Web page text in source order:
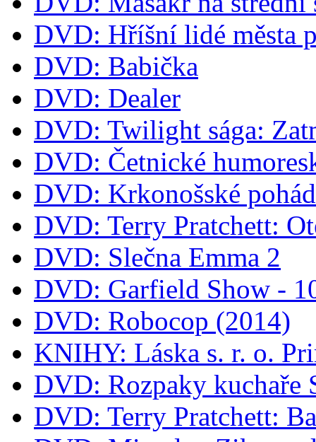
DVD: Hříšní lidé města
DVD: Babička
DVD: Dealer
DVD: Twilight sága:
DVD: Četnické
DVD: Krkonošské
DVD: Terry Pratchett:
DVD: Slečna Emma 2
DVD: Garfield Show -
DVD: Robocop (2014)
KNIHY: Láska s. r. o.
DVD: Rozpaky kuchaře
DVD: Terry Pratchett: